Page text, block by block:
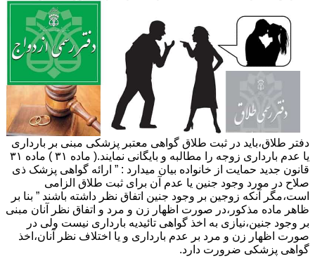
دفتر طلاق،باید در ثبت طلاق گواهی معتبر پزشکی مبنی بر بارداری
یا عدم بارداری زوجه را مطالبه و بایگانی نمایند.( ماده ۳۱ ) ماده ۳۱
قانون جدید حمایت از خانواده بیان میدارد : ” ارائه گواهی پزشک ذی
صلاح در مورد وجود جنین یا عدم آن برای ثبت طلاق الزامی
است،مگر آنکه زوجین بر وجود جنین اتفاق نظر داشته باشند ” بنا بر
ظاهر ماده مذکور،در صورت اظهار زن و مرد و اتفاق نظر آنان مبنی
بر وجود جنین،نیازی به اخذ گواهی تائیدیه بارداری نیست ولی در
صورت اظهار زن و مرد بر عدم بارداری و یا اختلاف نظر آنان،اخذ
گواهی پزشکی ضرورت دارد.